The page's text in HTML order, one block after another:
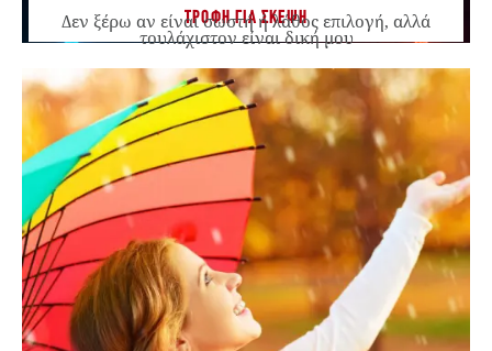
ΤΡΟΦΗ ΓΙΑ ΣΚΕΨΗ
Δεν ξέρω αν είναι σωστή ή λάθος επιλογή, αλλά
τουλάχιστον είναι δική μου